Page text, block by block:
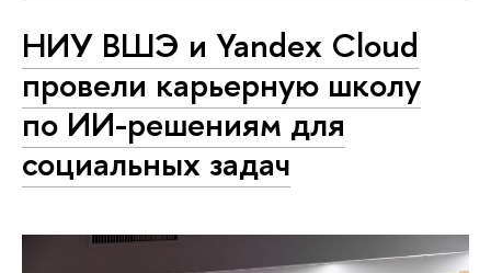
НИУ ВШЭ и Yandex Cloud
провели карьерную школу
по ИИ-решениям для
социальных задач